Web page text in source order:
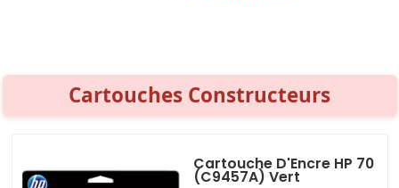
Cartouches Constructeurs
Cartouche D'Encre HP 70
(C9457A) Vert